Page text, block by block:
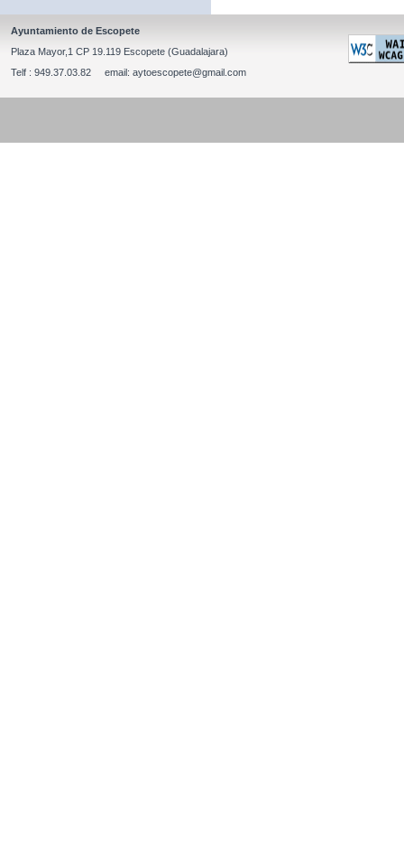
Ayuntamiento de Escopete
Plaza Mayor,1 CP 19.119 Escopete (Guadalajara)
Telf : 949.37.03.82 email: aytoescopete@gmail.com